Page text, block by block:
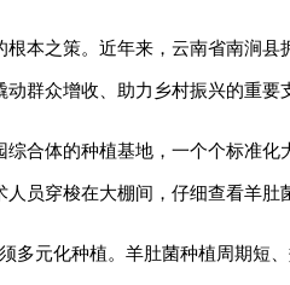
根本之策。近年来，云南省南涧
动群众增收、助力乡村振兴的重要
综合体的种植基地，一个个标准
人员穿梭在大棚间，仔细查看羊
多元化种植。羊肚菌种植周期短